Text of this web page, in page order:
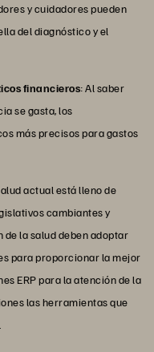
y cuidadores pueden
del diagnóstico y el
financieros: Al saber
se gasta, los
más precisos para gastos
actual está lleno de
cambiantes y
la salud deben adoptar
para proporcionar la mejor
ERP para la atención de la
las herramientas que